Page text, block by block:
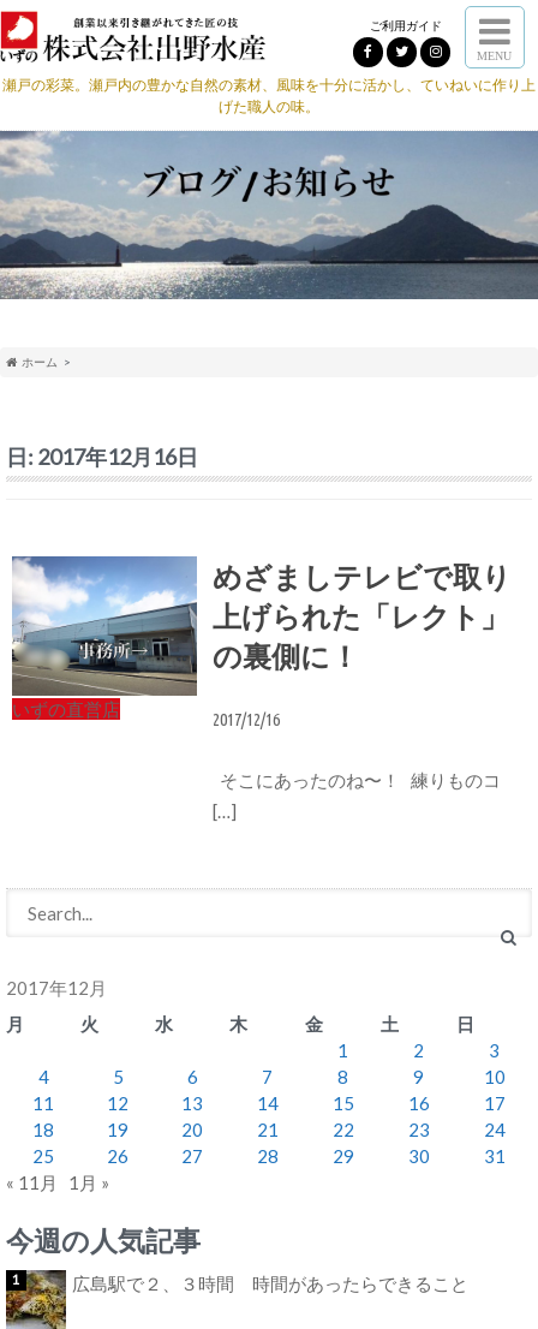
ご利用ガイド
MENU
瀬戸の彩菜。瀬戸内の豊かな自然の素材、風味を十分に活かし、ていねいに作り上
げた職人の味。
ホーム
日: 2017年12月16日
いずの直営店
めざましテレビで取り
上げられた「レクト」
の裏側に！
2017/12/16
そこにあったのね〜！ 練りものコ
[…]
2017年12月
月
火 水 木 金 土
日
1
2
3
4
5 6 7 8 9
10
11
12 13 14 15 16
17
18
19 20 21 22 23
24
25
26 27 28 29 30
31
« 11月
1月 »
今週の人気記事
広島駅で２、３時間 時間があったらできること